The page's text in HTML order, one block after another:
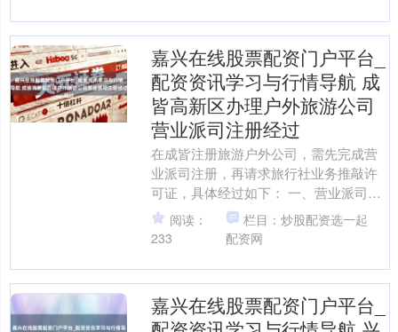
嘉兴在线股票配资门户平台_
配资资讯学习与行情导航 成
皆高新区办理户外旅游公司
营业派司注册经过
在成皆注册旅游户外公司，需先完成营
业派司注册，再请求旅行社业务推敲许
可证，具体经过如下： 一、营业派司注
册经过 公司称呼预审： 准备3-5个合适
表率的旅游户外公....
阅读：
233
栏目：炒股配资选一起
配资网
嘉兴在线股票配资门户平台_